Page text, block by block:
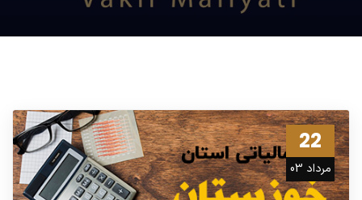
22
مرداد 03